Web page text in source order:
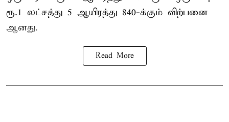
ரூ.1 லட்சத்து 5 ஆயிரத்து 840-க்கும் விற்பனை
ஆனது.
Read More